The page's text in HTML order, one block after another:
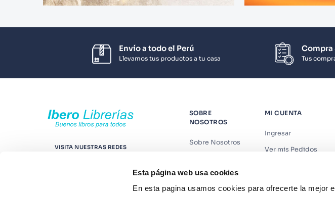
Esta página web usa cookies
En esta pagina usamos cookies para ofrecerte la mejor
Envío a todo el Perú
Llevamos tus productos a tu casa
Compra
Tus
VISITA NUESTRAS REDES
SOBRE
NOSOTROS
Sobre Nosotros
Contáctanos
Suscríbete
MI CUENTA
Ingresar
Ver mis Pedidos